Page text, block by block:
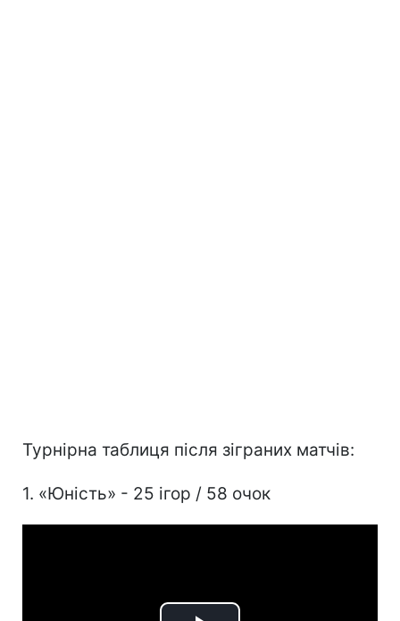
Турнірна таблиця після зіграних матчів:
1. «Юність» - 25 ігор / 58 очок